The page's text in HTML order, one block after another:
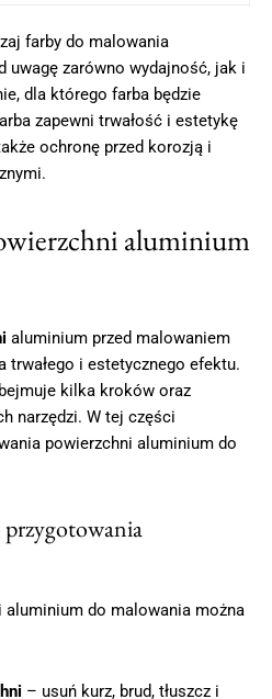
farby do malowania
uwagę zarówno wydajność, jak i
dla którego farba będzie
zapewni trwałość i estetykę
ochronę przed korozją i
aluminium
aluminium przed malowaniem
trwałego i estetycznego efektu.
kilka kroków oraz
narzędzi. W tej części
powierzchni aluminium do
aluminium do malowania można
– usuń kurz, brud, tłuszcz i